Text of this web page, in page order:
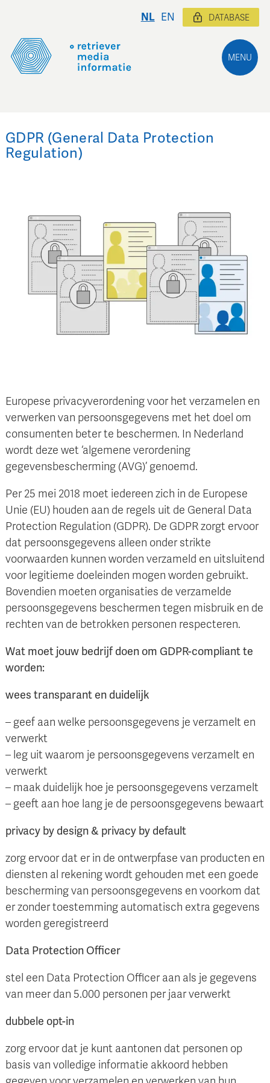
MENU
NL EN DATABASE
GDPR (General Data Protection
Regulation)
Europese privacyverordening voor het verzamelen en
verwerken van persoonsgegevens met het doel om
consumenten beter te beschermen. In Nederland
wordt deze wet ‘algemene verordening
gegevensbescherming (AVG)’ genoemd.
Per 25 mei 2018 moet iedereen zich in de Europese
Unie (EU) houden aan de regels uit de General Data
Protection Regulation (GDPR). De GDPR zorgt ervoor
dat persoonsgegevens alleen onder strikte
voorwaarden kunnen worden verzameld en uitsluitend
voor legitieme doeleinden mogen worden gebruikt.
Bovendien moeten organisaties de verzamelde
persoonsgegevens beschermen tegen misbruik en de
rechten van de betrokken personen respecteren.
Wat moet jouw bedrijf doen om GDPR-compliant te
worden:
wees transparant en duidelijk
– geef aan welke persoonsgegevens je verzamelt en
verwerkt
– leg uit waarom je persoonsgegevens verzamelt en
verwerkt
– maak duidelijk hoe je persoonsgegevens verzamelt
– geeft aan hoe lang je de persoonsgegevens bewaart
privacy by design & privacy by default
zorg ervoor dat er in de ontwerpfase van producten en
diensten al rekening wordt gehouden met een goede
bescherming van persoonsgegevens en voorkom dat
er zonder toestemming automatisch extra gegevens
worden geregistreerd
Data Protection Officer
stel een Data Protection Officer aan als je gegevens
van meer dan 5.000 personen per jaar verwerkt
dubbele opt-in
zorg ervoor dat je kunt aantonen dat personen op
basis van volledige informatie akkoord hebben